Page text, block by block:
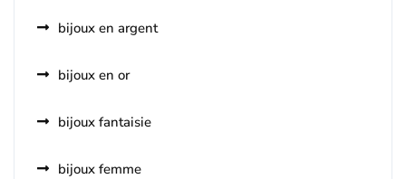
bijoux en argent
bijoux en or
bijoux fantaisie
bijoux femme